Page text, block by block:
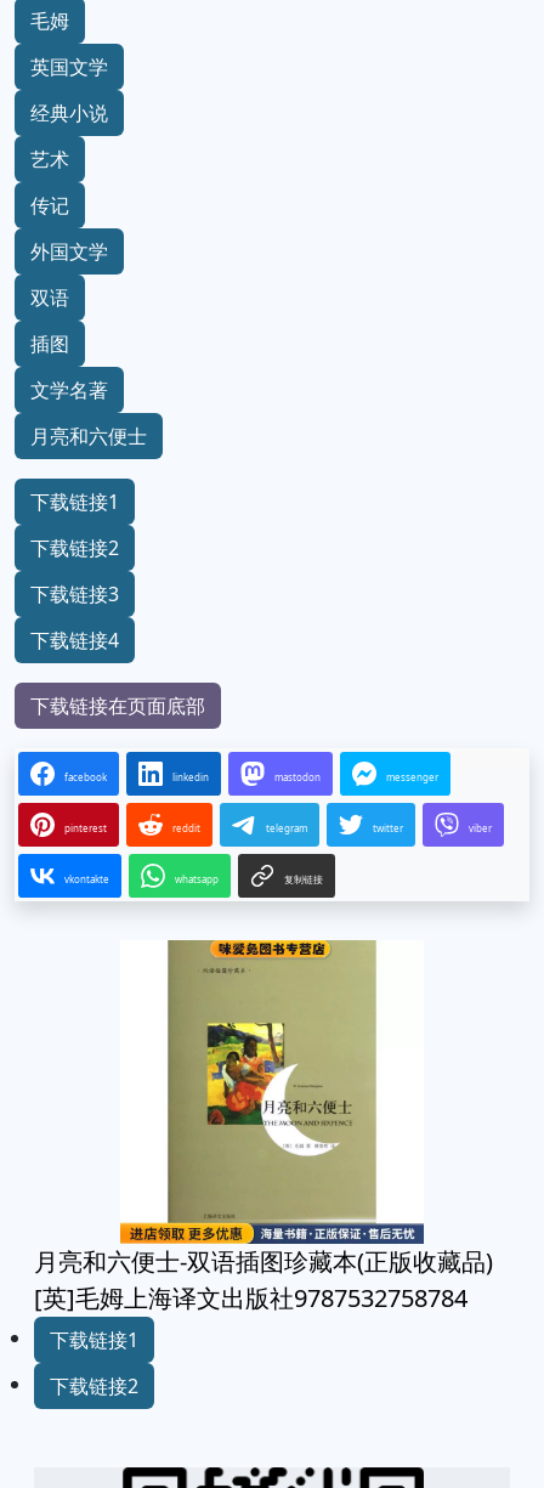
毛姆
英国文学
经典小说
艺术
传记
外国文学
双语
插图
文学名著
月亮和六便士
下载链接1
下载链接2
下载链接3
下载链接4
下载链接在页面底部
facebook linkedin mastodon messenger
pinterest reddit telegram twitter viber
vkontakte whatsapp 复制链接
月亮和六便士-双语插图珍藏本(正版收藏品)
[英]毛姆上海译文出版社9787532758784
下载链接1
下载链接2